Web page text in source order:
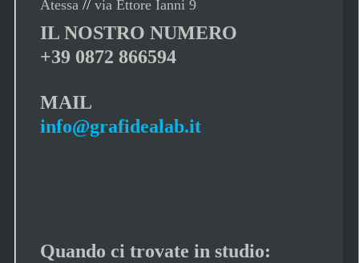
Atessa // via Ettore Ianni 9
IL NOSTRO NUMERO
+39 0872 866594
MAIL
info@grafidealab.it
Quando ci trovate in studio: